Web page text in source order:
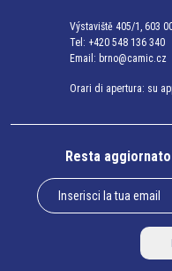
Výstaviště 405/1, 603
Tel: +420 548 136 340
Email: brno@camic.cz
Orari di apertura: su
Resta